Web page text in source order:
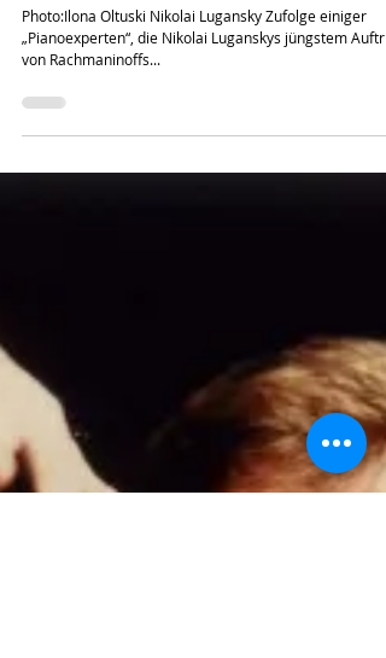
Sturm
Photo:Ilona Oltuski Nikolai Lugansky Zufolge einiger
„Pianoexperten“, die Nikolai Luganskys jüngstem